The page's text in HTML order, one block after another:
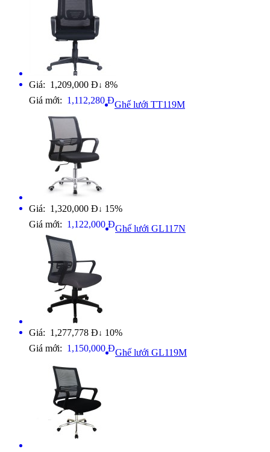
Giá: 1,209,000 Đ ↓ 8%
Giá mới: 1,112,280 ĐGhế lưới TT119M
Giá: 1,320,000 Đ ↓ 15%
Giá mới: 1,122,000 ĐGhế lưới GL117N
Giá: 1,277,778 Đ ↓ 10%
Giá mới: 1,150,000 ĐGhế lưới GL119M